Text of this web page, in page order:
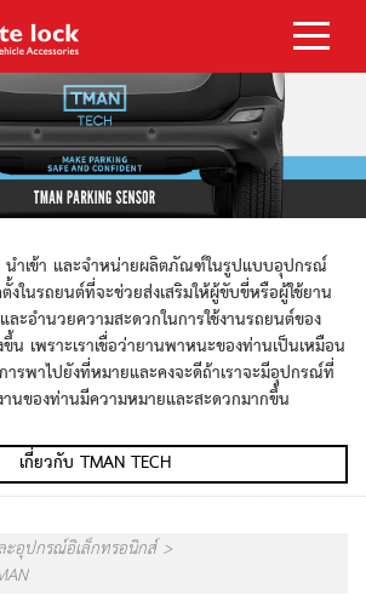
นำเข้า และจำหน่ายผลิตภัณฑ์ในรูปแบบอุปกรณ์
ในรถยนต์ที่จะช่วยส่งเสริมให้ผู้ขับขี่หรือผู้ใช้ยาน
ะอำนวยความสะดวกในการใช้งานรถยนต์ของ
เพราะเราเชื่อว่ายานพาหนะของท่านเป็นเหมือน
รพาไปยังที่หมายและคงจะดีถ้าเราจะมีอุปกรณ์ที่
านของท่านมีความหมายและสะดวกมากขึ้น
เกี่ยวกับ TMAN TECH
ะอุปกรณ์อิเล็กทรอนิกส์ >